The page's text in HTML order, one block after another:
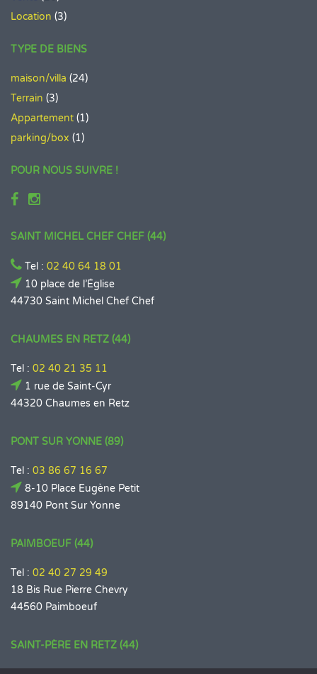
Location (3)
TYPE DE BIENS
maison/villa (24)
Terrain (3)
Appartement (1)
parking/box (1)
POUR NOUS SUIVRE !
SAINT MICHEL CHEF CHEF (44)
Tel : 02 40 64 18 01
10 place de l’Église
44730 Saint Michel Chef Chef
CHAUMES EN RETZ (44)
Tel : 02 40 21 35 11
1 rue de Saint-Cyr
44320 Chaumes en Retz
PONT SUR YONNE (89)
Tel : 03 86 67 16 67
8-10 Place Eugène Petit
89140 Pont Sur Yonne
PAIMBOEUF (44)
Tel : 02 40 27 29 49
18 Bis Rue Pierre Chevry
44560 Paimboeuf
SAINT-PÈRE EN RETZ (44)